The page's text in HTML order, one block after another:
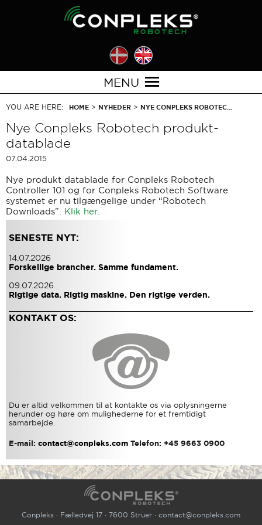
MENU
YOU ARE HERE: HOME > NYHEDER > NYE CONPLEKS ROBOTEC…
Nye Conpleks Robotech produkt-
datablade
07.04.2015
Nye produkt datablade for Conpleks Robotech
Controller 101 og for Conpleks Robotech Software
systemet er nu tilgængelige under “Robotech
Downloads”. Klik her.
SENESTE NYT:
14.07.2026
Forskellige brancher. Samme fundament.
09.07.2026
Rigtige data. Rigtig maskine. Den rigtige verden.
KONTAKT OS:
Du er altid velkommen til at kontakte os via oplysningerne
herunder og høre om mulighederne for et fremtidigt
samarbejde.
E-mail: contact@conpleks.com Telefon: +45 9663 0900
Conpleks · Fælledvej 17 · 7600 Struer · contact@conpleks.com